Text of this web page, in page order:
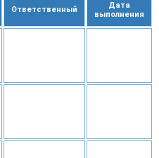
Ответственный
Дата
выполнения